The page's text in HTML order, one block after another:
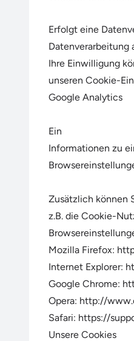
Erfolgt eine
Datenverarbeitung
Ihre Einwilligung
unseren Cookie-
Google Analytics
Ein
Informationen zu
Zusätzlich können
z.B. die Cookie-
Mozilla Firefox:
Internet Explorer:
Google Chrome:
Opera: http://
Safari: https://
Unsere Cookies